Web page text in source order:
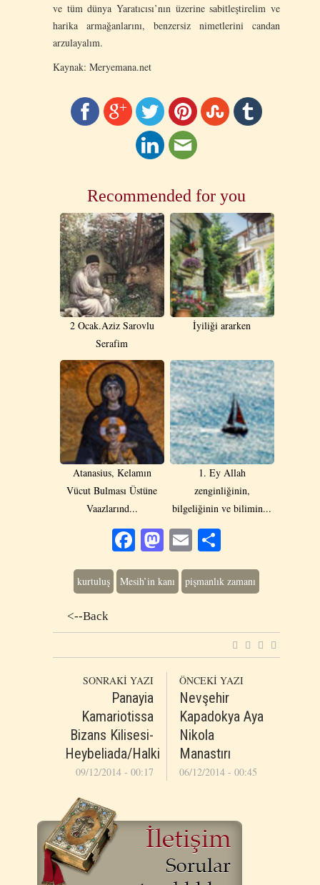
ve tüm dünya Yaratıcısı’nın üzerine sabitleştirelim ve
harika armağanlarını, benzersiz nimetlerini candan
arzulayalım.
Kaynak: Meryemana.net
Recommended for you
2 Οcak.Aziz Sarovlu
Serafim
İyiliği ararken
Atanasius, Kelamın
Vücut Bulması Üstüne
Vaazlarınd...
1. Ey Allah
zenginliğinin,
bilgeliğinin ve bilimin...
Facebook
Mastodon
Email
kurtuluş Mesih’in kanı pişmanlık zamanı
<--Back
SONRAKİ YAZI
Panayia
Kamariotissa
Bizans Kilisesi-
Heybeliada/Halki
09/12/2014 - 00:17
ÖNCEKİ YAZI
Nevşehir
Kapadokya Aya
Nikola
Manastırı
06/12/2014 - 00:45